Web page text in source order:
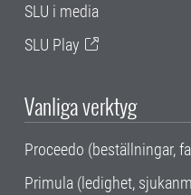
SLU i media
SLU Play
Vanliga verktyg
Proceedo (beställningar,
Primula (ledighet,